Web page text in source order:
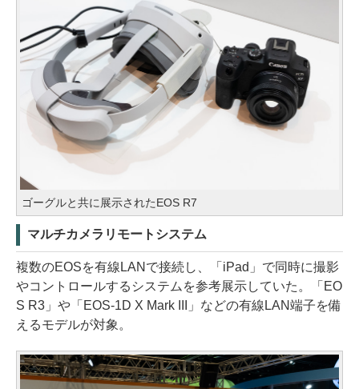
ゴーグルと共に展示されたEOS R7
マルチカメラリモートシステム
複数のEOSを有線LANで接続し、「iPad」で同時に撮影
やコントロールするシステムを参考展示していた。「EO
S R3」や「EOS-1D X Mark III」などの有線LAN端子を備
えるモデルが対象。